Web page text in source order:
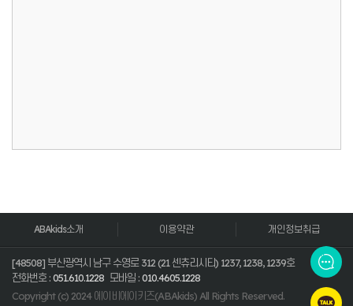
ABAkids소개 이용약관 개인정보취급
[48508] 부산광역시 남구 수영로 312 (21 센츄리시티) 1237, 1238, 1239호
전화번호 :051.610.1228 모바일 :010.4605.1228
Copyright (c) 2024 에이비에이키즈(ABAkids) All Rights Reserved.